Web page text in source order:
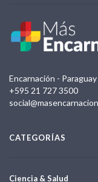
Encarnación - Paraguay
+595 21 727 3500
CATEGORÍAS
Ciencia & Salud